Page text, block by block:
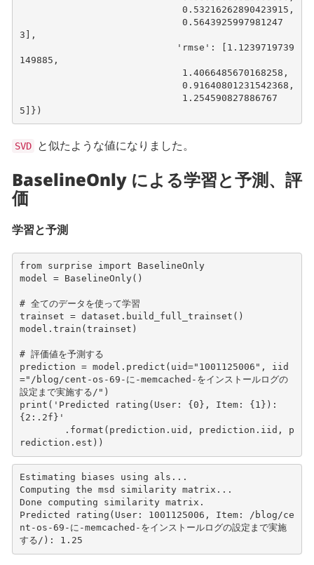
3],
149885,
SVD と似たような値になりました。
BaselineOnly による学習と予測、評
価
学習と予測
from surprise import
BaselineOnly
model = BaselineOnly()
# 全てのデータを使って学習
trainset = dataset . build_full_trainset ()
model . train ( trainset )
# 評価値を予測する
prediction = model . predict ( uid="1001125006" ,
iid
="/blog/cent-os-69-に-memcached-をインストールログの
設定まで実施する/" )
print ( 'Predicted rating(User: {0} , Item: {1}
{2:.2f} '
. format ( prediction . uid , prediction . iid ,
p
rediction . est ))
Estimating biases using als...
Computing the msd similarity matrix...
Done computing similarity matrix.
Predicted rating(User: 1001125006, Item: /blog/ce
nt-os-69-に-memcached-をインストールログの設定まで実施